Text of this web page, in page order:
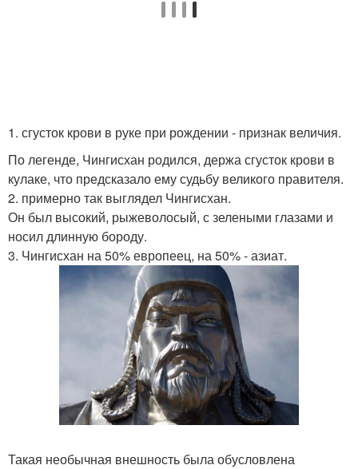
1. сгусток крови в руке при рождении - признак величия.
По легенде, Чингисхан родился, держа сгусток крови в
кулаке, что предсказало ему судьбу великого правителя.
2. примерно так выглядел Чингисхан.
Он был высокий, рыжеволосый, с зелеными глазами и
носил длинную бороду.
3. Чингисхан на 50% европеец, на 50% - азиат.
Такая необычная внешность была обусловлена